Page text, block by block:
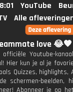
YouTube
Alle
love 😂🧡
Youtube-
Hier kun je al je
Quizzes, highlights,
schermen-beelden,
Abonneer je op